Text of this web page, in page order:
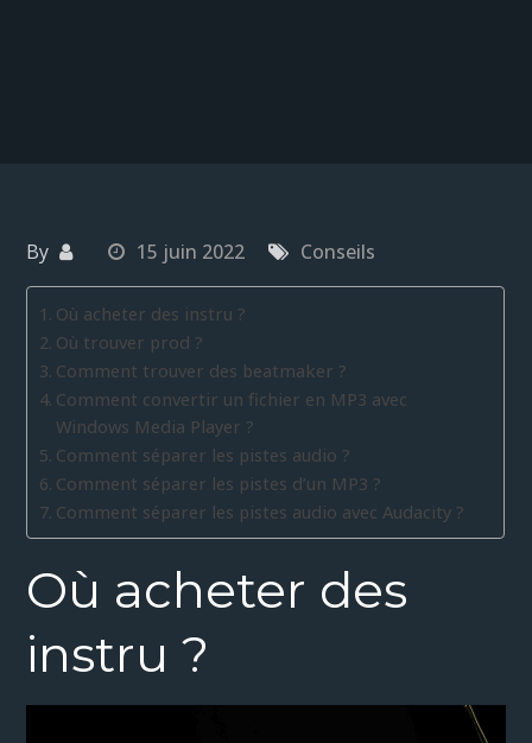
By 15 juin 2022 Conseils
Où acheter des instru ?
Où trouver prod ?
Comment trouver des beatmaker ?
Comment convertir un fichier en MP3 avec
Windows Media Player ?
Comment séparer les pistes audio ?
Comment séparer les pistes d’un MP3 ?
Comment séparer les pistes audio avec Audacity ?
Où acheter des
instru ?